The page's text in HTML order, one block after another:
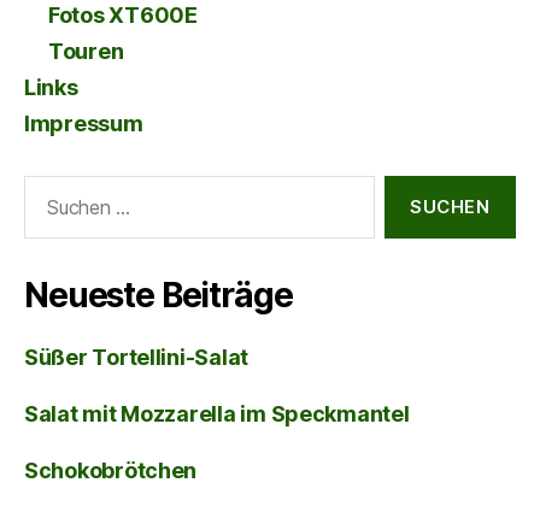
Fotos XT600E
Touren
Links
Impressum
nach:
Neueste Beiträge
Süßer Tortellini-Salat
Salat mit Mozzarella im Speckmantel
Schokobrötchen